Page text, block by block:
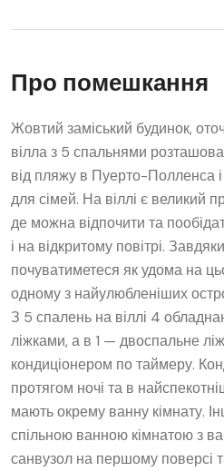
Про помешкання
Жовтий заміський будинок,
вілла з 5 спальнями
від пляжу в Пуерто-Полленса
для сімей. На віллі є великий
де можна відпочити та
і на відкритому повітрі.
почуватиметеся як удома на
одному з найулюбленіших
З 5 спалень на віллі 4
ліжками, а в 1 — двоспальне
кондиціонером по таймеру.
протягом ночі та в
мають окрему ванну кімнату.
спільною ванною кімнатою з
санвузол на першому поверсі